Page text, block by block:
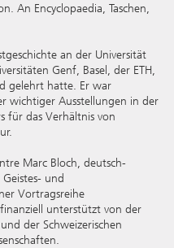
An Encyclopaedia, Taschen,
an der Universität
Genf, Basel, der ETH,
gelehrt hatte. Er war
wichtiger Ausstellungen in der
für das Verhältnis von
Marc Bloch, deutsch-
und
Vortragsreihe
unterstützt von der
der Schweizerischen